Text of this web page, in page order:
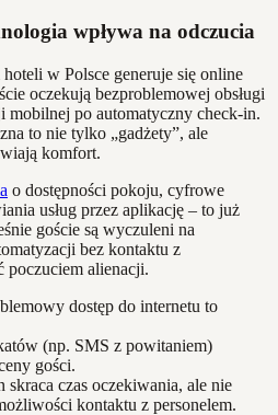
wpływa na odczucia
w Polsce generuje się online
oczekują bezproblemowej obsługi
mobilnej po automatyczny check-in.
to nie tylko „gadżety”, ale
komfort.
o dostępności pokoju, cyfrowe
usług przez aplikację – to już
goście są wyczuleni na
bez kontaktu z
poczuciem alienacji.
dostęp do internetu to
(np. SMS z powitaniem)
gości.
czas oczekiwania, ale nie
kontaktu z personelem.